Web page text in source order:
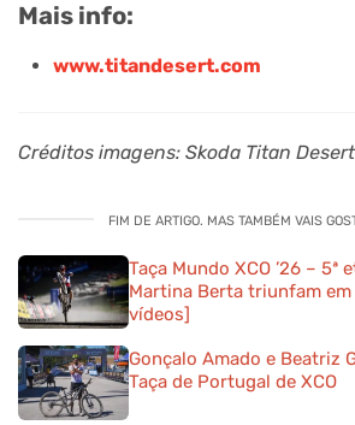
Mais info:
www.titandesert.com
Créditos imagens: Skoda Titan Desert
FIM DE ARTIGO. MAS TAMBÉM VAIS
Taça Mundo XCO ’26 – 5ª
Martina Berta triunfam em
vídeos]
Gonçalo Amado e Beatriz
Taça de Portugal de XCO